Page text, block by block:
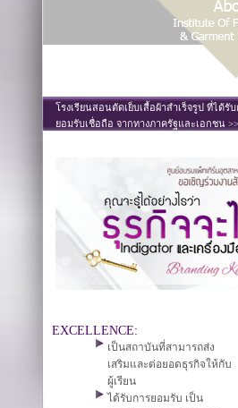
โรงเรียนสอนตัดเย็บเสื้อผ้าสำเร็จรูป ที่ได้รั
ยอมรับเชื่อถือ จากทางภาครัฐและเอกชน
EXCELLENCE:
เป็นสถาบันที่สามารถส่ง
เสริมและต่อยอดธุรกิจให้กับ
ผู้เรียน
ได้รับการยอมรับ เป็น